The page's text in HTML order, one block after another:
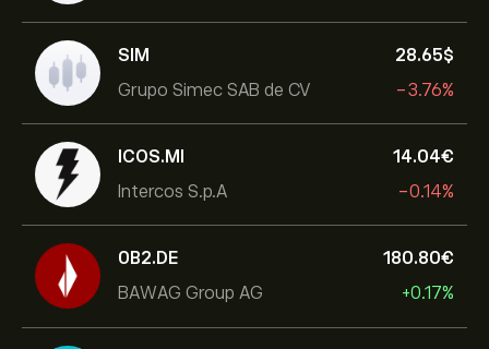
SIM
Grupo Simec SAB de CV
28.65‎$‎
-3.76%
ICOS.MI
Intercos S.p.A
14.04‎€‎
-0.14%
0B2.DE
BAWAG Group AG
180.80‎€‎
+0.17%